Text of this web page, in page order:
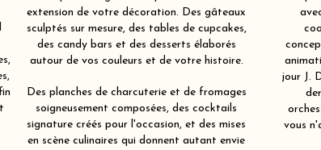
extension de votre décoration. Des gâteaux
sculptés sur mesure, des tables de cupcakes,
des candy bars et des desserts élaborés
autour de vos couleurs et de votre histoire.
Des planches de charcuterie et de fromages
soigneusement composées, des cocktails
signature créés pour l'occasion, et des mises
en scène culinaires qui donnent autant envie
jour J.
vous